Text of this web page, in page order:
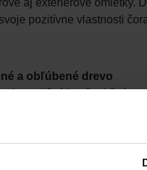
pozitívne vlastnosti
a obľúbené drevo
je tradičný konštrukčný
jeho fyzické a psychické
účely aj na nosné